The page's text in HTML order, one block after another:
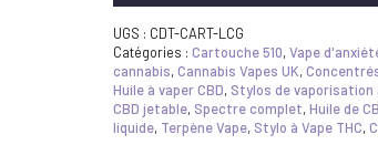
UGS : CDT-CART-LCG
Catégories : Cartouche 510,Vape
cannabis,Cannabis Vapes UK,
Huile à vaper CBD, Stylos de vaporisation
CBD jetable, Spectre complet,Huile de
liquide, Terpène Vape, Stylo à Vape THC,